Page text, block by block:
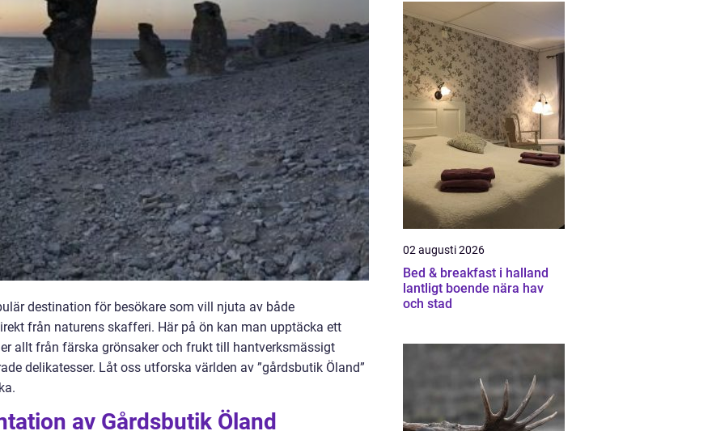
destination för besökare som vill njuta av både
från naturens skafferi. Här på ön kan man upptäcka ett
allt från färska grönsaker och frukt till hantverksmässigt
delikatesser. Låt oss utforska världen av ”gårdsbutik Öland”
av Gårdsbutik Öland
02 augusti 2026
Bed & breakfast i halland
lantligt boende nära hav
och stad